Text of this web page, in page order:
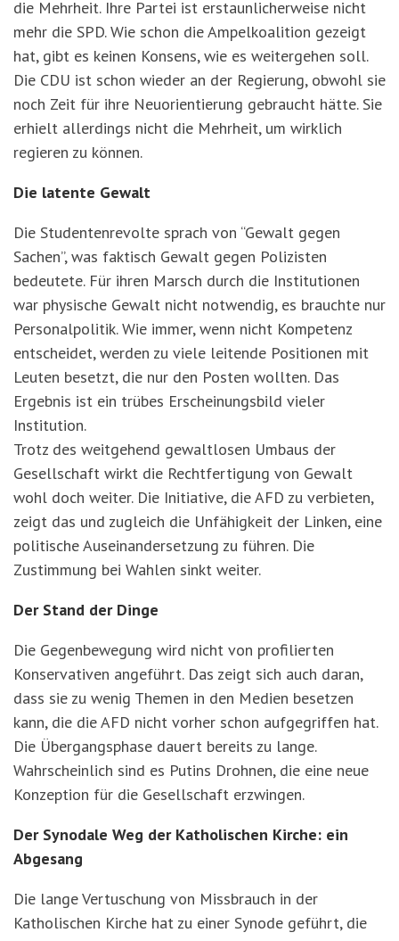
die Mehrheit. Ihre Partei ist erstaunlicherweise nicht
mehr die SPD. Wie schon die Ampelkoalition gezeigt
hat, gibt es keinen Konsens, wie es weitergehen soll.
Die CDU ist schon wieder an der Regierung, obwohl sie
noch Zeit für ihre Neuorientierung gebraucht hätte. Sie
erhielt allerdings nicht die Mehrheit, um wirklich
regieren zu können.
Die latente Gewalt
Die Studentenrevolte sprach von “Gewalt gegen
Sachen”, was faktisch Gewalt gegen Polizisten
bedeutete. Für ihren Marsch durch die Institutionen
war physische Gewalt nicht notwendig, es brauchte nur
Personalpolitik. Wie immer, wenn nicht Kompetenz
entscheidet, werden zu viele leitende Positionen mit
Leuten besetzt, die nur den Posten wollten. Das
Ergebnis ist ein trübes Erscheinungsbild vieler
Institution.
Trotz des weitgehend gewaltlosen Umbaus der
Gesellschaft wirkt die Rechtfertigung von Gewalt
wohl doch weiter. Die Initiative, die AFD zu verbieten,
zeigt das und zugleich die Unfähigkeit der Linken, eine
politische Auseinandersetzung zu führen. Die
Zustimmung bei Wahlen sinkt weiter.
Der Stand der Dinge
Die Gegenbewegung wird nicht von profilierten
Konservativen angeführt. Das zeigt sich auch daran,
dass sie zu wenig Themen in den Medien besetzen
kann, die die AFD nicht vorher schon aufgegriffen hat.
Die Übergangsphase dauert bereits zu lange.
Wahrscheinlich sind es Putins Drohnen, die eine neue
Konzeption für die Gesellschaft erzwingen.
Der Synodale Weg der Katholischen Kirche: ein
Abgesang
Die lange Vertuschung von Missbrauch in der
Katholischen Kirche hat zu einer Synode geführt, die